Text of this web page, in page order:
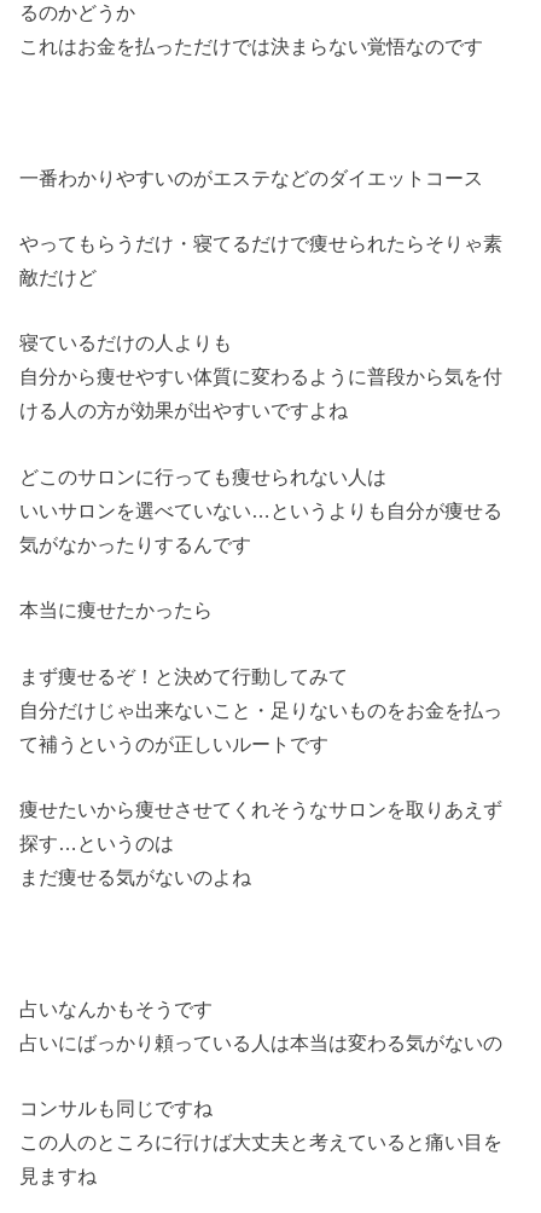
るのかどうか
これはお金を払っただけでは決まらない覚悟なのです
一番わかりやすいのがエステなどのダイエットコース
やってもらうだけ・寝てるだけで痩せられたらそりゃ素
敵だけど
寝ているだけの人よりも
自分から痩せやすい体質に変わるように普段から気を付
ける人の方が効果が出やすいですよね
どこのサロンに行っても痩せられない人は
いいサロンを選べていない…というよりも自分が痩せる
気がなかったりするんです
本当に痩せたかったら
まず痩せるぞ！と決めて行動してみて
自分だけじゃ出来ないこと・足りないものをお金を払っ
て補うというのが正しいルートです
痩せたいから痩せさせてくれそうなサロンを取りあえず
探す…というのは
まだ痩せる気がないのよね
占いなんかもそうです
占いにばっかり頼っている人は本当は変わる気がないの
コンサルも同じですね
この人のところに行けば大丈夫と考えていると痛い目を
見ますね